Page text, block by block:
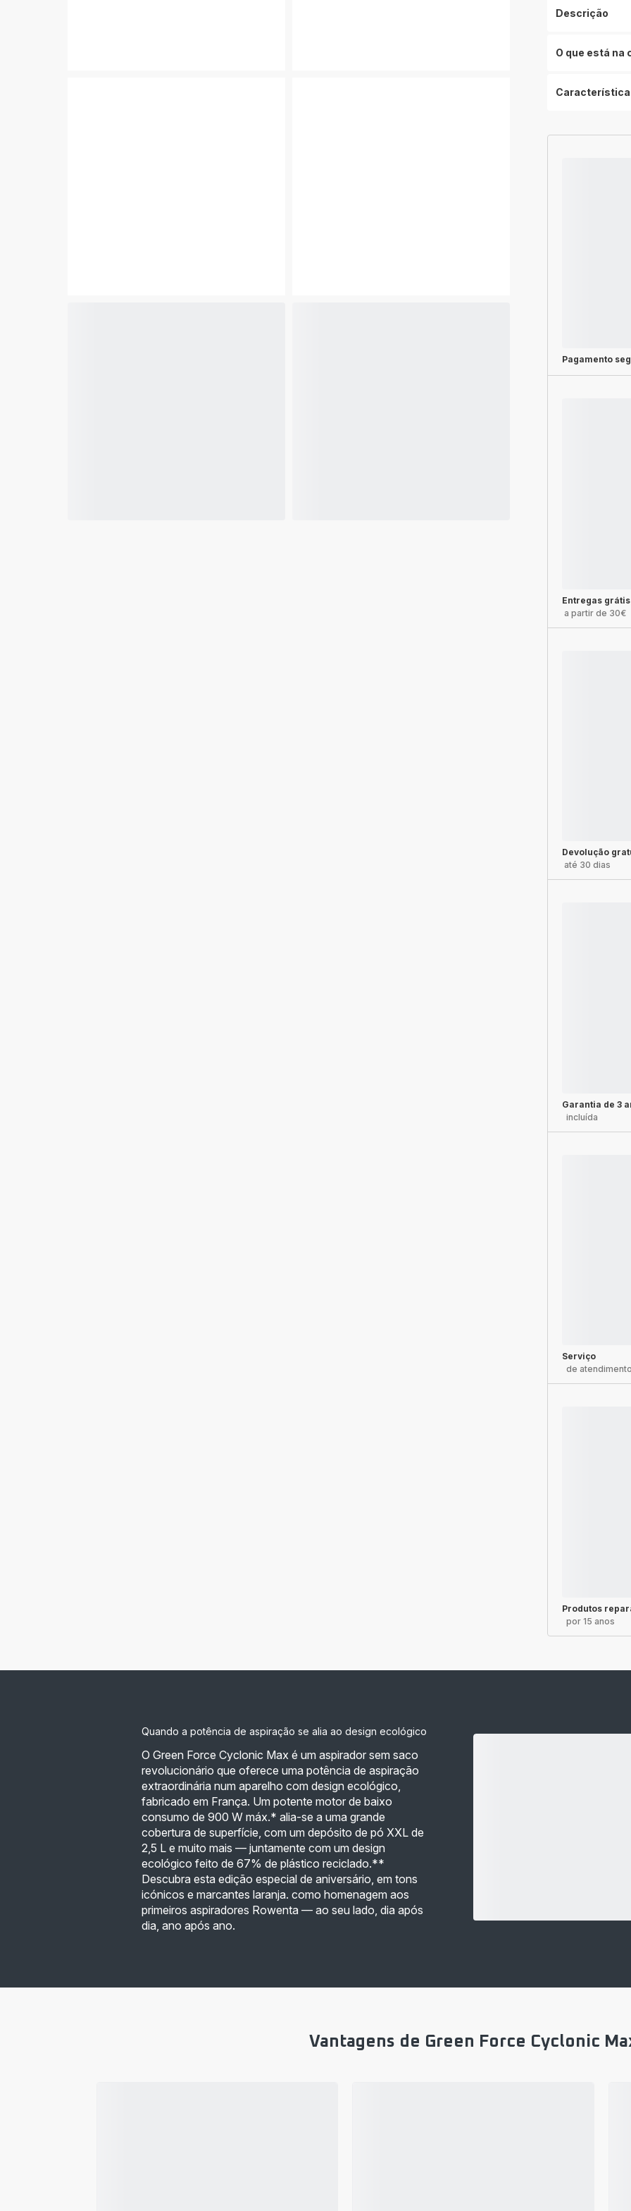
Descrição
O que está na
Pagamento
Entregas grátis
a partir de 30€
Devolução
até 30 dias
Garantia de 3
incluída
Serviço
de
Produtos
por 15 anos
Quando a potência de aspiração se alia ao design ecológico
O Green Force Cyclonic Max é um aspirador sem saco
revolucionário que oferece uma potência de aspiração
extraordinária num aparelho com design ecológico,
fabricado em França. Um potente motor de baixo
consumo de 900 W máx.* alia-se a uma grande
cobertura de superfície, com um depósito de pó XXL de
2,5 L e muito mais — juntamente com um design
ecológico feito de 67% de plástico reciclado.**
Descubra esta edição especial de aniversário, em tons
icónicos e marcantes laranja. como homenagem aos
primeiros aspiradores Rowenta — ao seu lado, dia após
dia, ano após ano.
Vantagens de Green Force Cyclonic